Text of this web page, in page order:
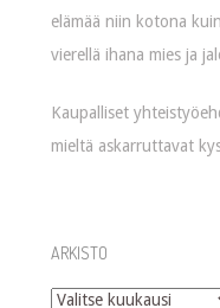
elämää niin kotona
vierellä ihana mies ja
Kaupalliset
mieltä askarruttavat
ARKISTO
Arkisto